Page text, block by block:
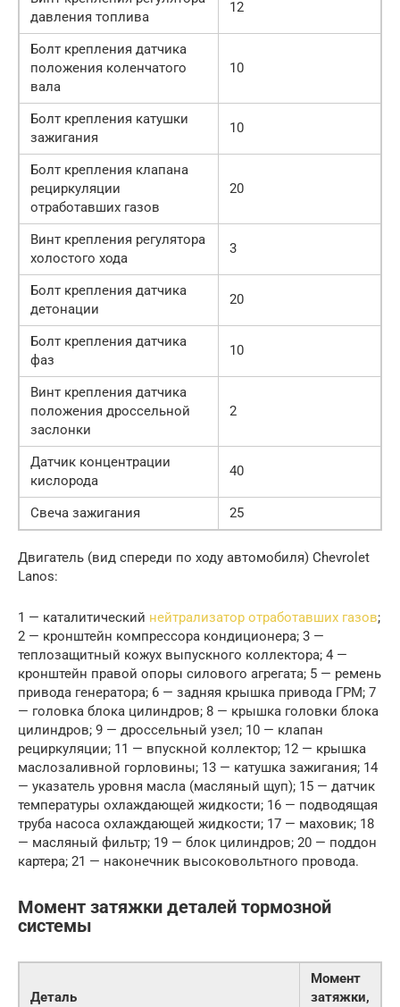
давления топлива
12
Болт крепления датчика
положения коленчатого
вала
10
Болт крепления катушки
зажигания
10
Болт крепления клапана
рециркуляции
отработавших газов
20
Винт крепления регулятора
холостого хода
3
Болт крепления датчика
детонации
20
Болт крепления датчика
фаз
10
Винт крепления датчика
положения дроссельной
заслонки
2
Датчик концентрации
кислорода
40
Свеча зажигания 25
Двигатель (вид спереди по ходу автомобиля) Chevrolet
Lanos:
1 — каталитический нейтрализатор отработавших газов;
2 — кронштейн компрессора кондиционера; 3 —
теплозащитный кожух выпускного коллектора; 4 —
кронштейн правой опоры силового агрегата; 5 — ремень
привода генератора; 6 — задняя крышка привода ГРМ; 7
— головка блока цилиндров; 8 — крышка головки блока
цилиндров; 9 — дроссельный узел; 10 — клапан
рециркуляции; 11 — впускной коллектор; 12 — крышка
маслозаливной горловины; 13 — катушка зажигания; 14
— указатель уровня масла (масляный щуп); 15 — датчик
температуры охлаждающей жидкости; 16 — подводящая
труба насоса охлаждающей жидкости; 17 — маховик; 18
— масляный фильтр; 19 — блок цилиндров; 20 — поддон
картера; 21 — наконечник высоковольтного провода.
Момент затяжки деталей тормозной
системы
Деталь
Момент
затяжки,